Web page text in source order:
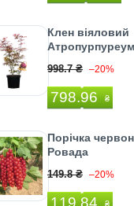
Клен віяловий
Атропурпуреум
998.7 ₴ –20%
798.96 ₴
Порічка
Ровада
149.8 ₴ –20%
119.84 ₴